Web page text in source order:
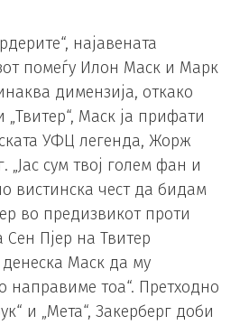
најавената
помеѓу Илон Маск и Марк
димензија, откако
„Твитер“, Маск ја прифати
УФЦ легенда, Жорж
„Јас сум твој голем фан и
вистинска чест да бидам
во предизвикот проти
Пјер на Твитер
Маск да му
направиме тоа“. Претходно
и „Мета“, Закерберг доби